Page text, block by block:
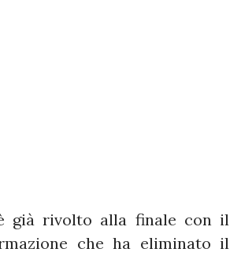
già rivolto alla finale con il
che ha eliminato il